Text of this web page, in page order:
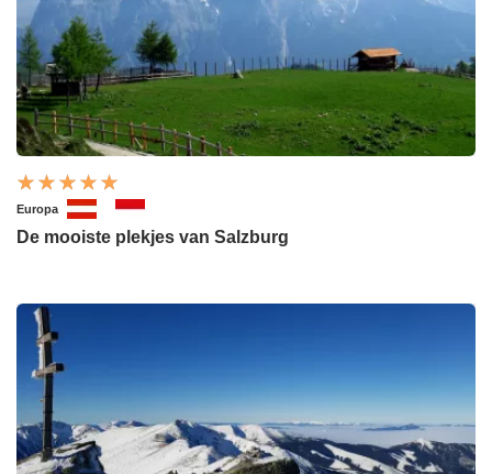
Europa
De mooiste plekjes van Salzburg